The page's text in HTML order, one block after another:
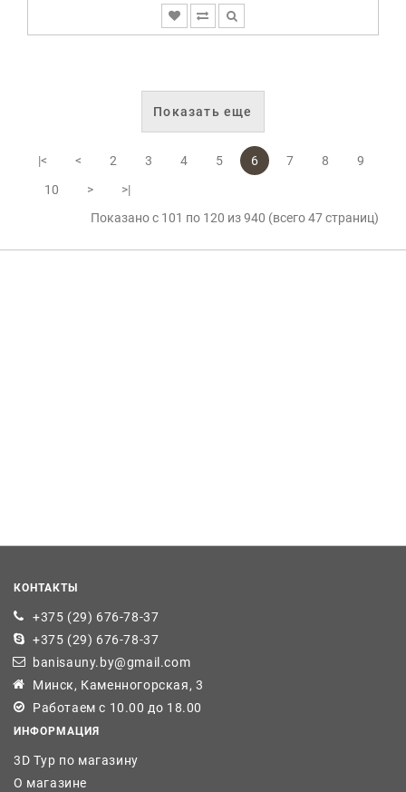
Показать еще
|< < 2 3 4 5 6 7 8
9
10
>
>|
Показано с 101 по 120 из 940 (всего 47 страниц)
КОНТАКТЫ
+375 (29) 676-78-37
+375 (29) 676-78-37
banisauny.by@gmail.com
Минск, Каменногорская, 3
Работаем с 10.00 до 18.00
ИНФОРМАЦИЯ
3D Тур по магазину
О магазине